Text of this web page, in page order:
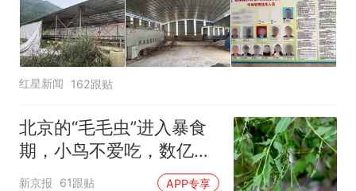
红星新闻 162跟贴
北京的“毛毛虫”进入暴食
期，小鸟不爱吃，数亿头
小蜂迎战
新京报 61跟贴 APP专享